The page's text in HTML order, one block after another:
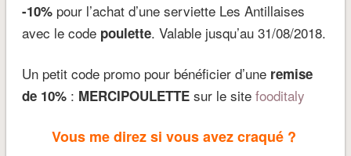
-10%pour l’achat d’une serviette Les Antillaises
avec le code poulette. Valable jusqu’au 31/08/2018.
Un petit code promo pour bénéficier d’une remise
de 10%: MERCIPOULETTEsur le site fooditaly
Vous me direz si vous avez craqué ?